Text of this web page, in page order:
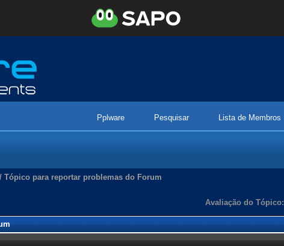
Pplware Pesquisar Lista de Membros
/ Tópico para reportar problemas do Forum
Avaliação do Tópico: